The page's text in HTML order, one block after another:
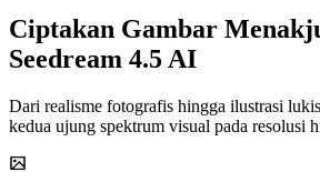
Ciptakan Gambar
Seedream 4.5 AI
Dari realisme fotografis hingga ilustrasi
kedua ujung spektrum visual pada resolusi